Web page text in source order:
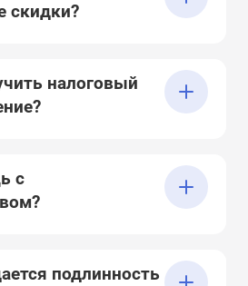
скидки?
налоговый
с
подлинность